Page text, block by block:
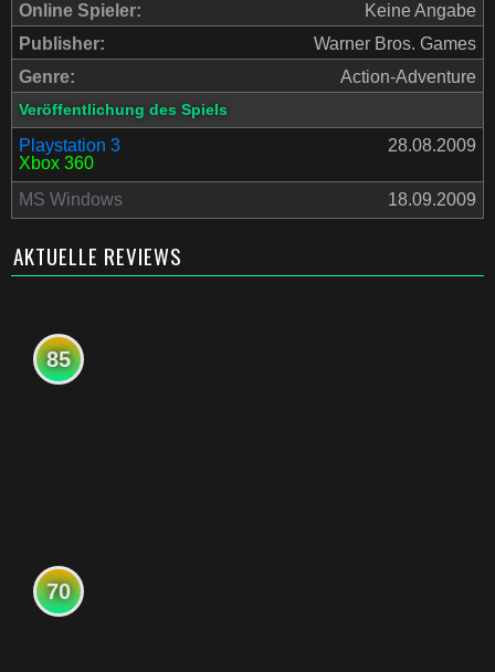
Online Spieler:
Keine Angabe
Publisher:
Warner Bros. Games
Genre:
Action-Adventure
Veröffentlichung des Spiels
Playstation 3
Xbox 360
28.08.2009
MS Windows 18.09.2009
AKTUELLE REVIEWS
85
70